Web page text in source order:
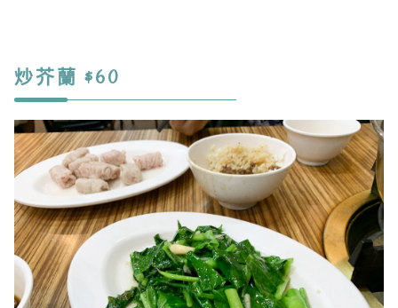
炒芥蘭 $60